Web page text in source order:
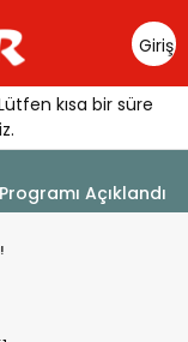
Giriş
Yap
kısa bir süre
Açıklandı